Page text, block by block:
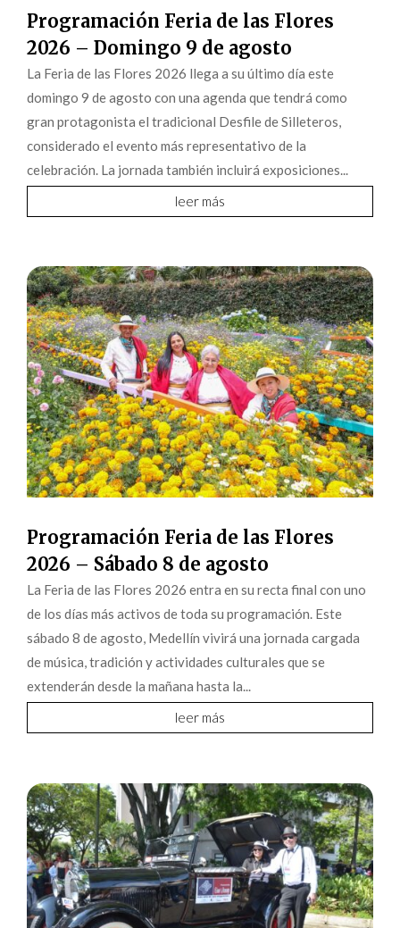
Programación Feria de las Flores
2026 – Domingo 9 de agosto
La Feria de las Flores 2026 llega a su último día este
domingo 9 de agosto con una agenda que tendrá como
gran protagonista el tradicional Desfile de Silleteros,
considerado el evento más representativo de la
celebración. La jornada también incluirá exposiciones...
leer más
Programación Feria de las Flores
2026 – Sábado 8 de agosto
La Feria de las Flores 2026 entra en su recta final con uno
de los días más activos de toda su programación. Este
sábado 8 de agosto, Medellín vivirá una jornada cargada
de música, tradición y actividades culturales que se
extenderán desde la mañana hasta la...
leer más